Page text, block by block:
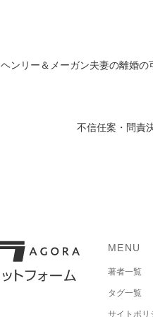
ヘンリー＆メーガン夫妻の離婚の
不信任案・問責
MENU
著者一覧
タグ一覧
サイトポリ